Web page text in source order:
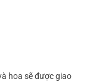
hoa sẽ được giao